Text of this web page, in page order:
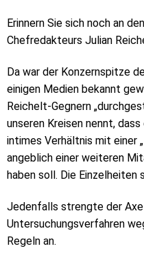
Erinnern Sie sich noch an
Chefredakteurs Julian
Da war der Konzernspitze
einigen Medien bekannt
Reichelt-Gegnern
unseren Kreisen nennt,
intimes Verhältnis mit einer
angeblich einer weiteren
haben soll. Die Einzelheiten
Jedenfalls strengte der
Untersuchungsverfahren
Regeln an.